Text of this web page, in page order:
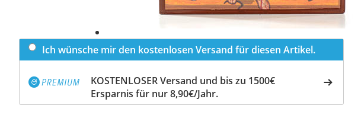
Ich wünsche mir den kostenlosen Versand für diesen Artikel.
KOSTENLOSER Versand und bis zu 1500€
Ersparnis für nur 8,90€/Jahr.